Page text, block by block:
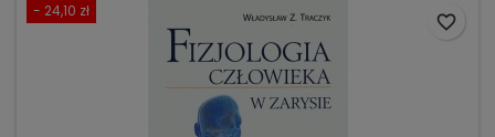
- 24,10 zł
favorite_border